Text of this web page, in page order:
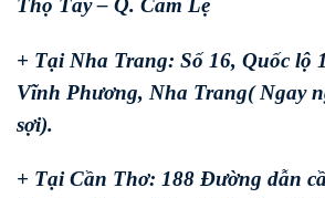
Thọ Tây – Q. Cẩm Lệ
+ Tại Nha Trang: Số 16, Quốc lộ
Vĩnh Phương, Nha Trang( Ngay
sợi).
+ Tại Cần Thơ: 188 Đường dẫn